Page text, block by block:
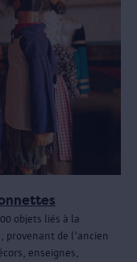
objets liés à la
provenant de l'ancien
enseignes,